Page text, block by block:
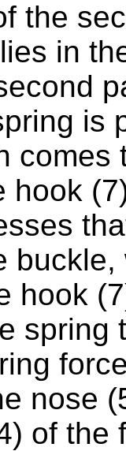
the
in
is
comes
hook
hook
spring
nose
of the